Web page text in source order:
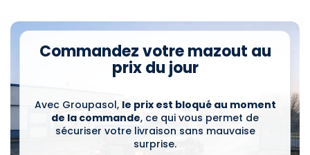
Commandez votre mazout au
prix du jour
Avec Groupasol, le prix est bloqué au moment
de la commande, ce qui vous permet de
sécuriser votre livraison sans mauvaise
surprise.